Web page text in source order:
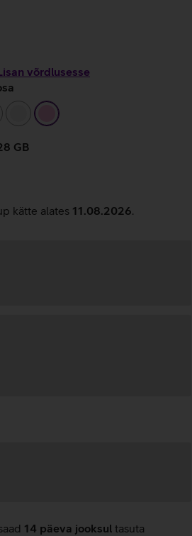
võrdlusesse
valge heleroosa
GB
kätte alates 11.08.2026
14 päeva jooksul tasuta